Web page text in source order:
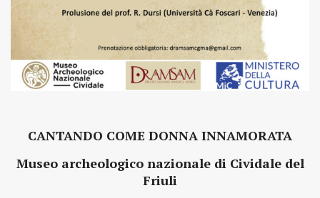
CANTANDO COME DONNA INNAMORATA
Museo archeologico nazionale di Cividale del
Friuli